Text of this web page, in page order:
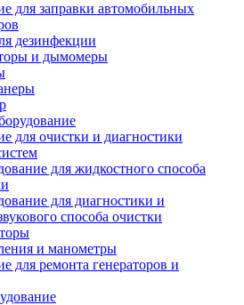
для заправки автомобильных
дезинфекции
и дымомеры
для очистки и диагностики
для жидкостного способа
для диагностики и
способа очистки
и манометры
для ремонта генераторов и